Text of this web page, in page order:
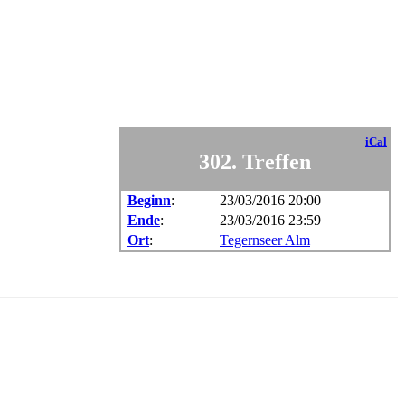
iCal
302. Treffen
Beginn:
23/03/2016 20:00
Ende:
23/03/2016 23:59
Ort: Tegernseer Alm